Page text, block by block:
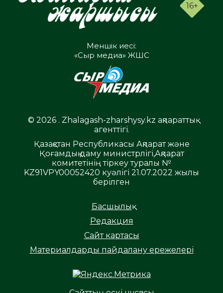
16+
Меншік иесі:
«Сыр медиа» ЖШС
© 2026 . Zhalagash-zharshysy.kz ақпараттық
агенттігі.
Қазақстан Республикасы Ақпарат және
Қоғамдық даму министрлігі,Ақпарат
комитетінің тіркеу туралы №
KZ91VPY00052420 куәлігі 21.07.2022 жылы
берілген
Басшылық
Редакция
Сайт картасы
Материалдарды пайдалану ережелері